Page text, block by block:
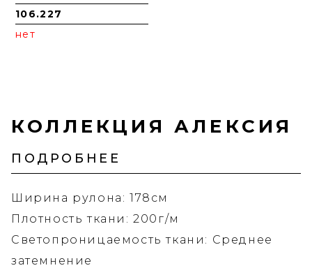
106.227
нет
КОЛЛЕКЦИЯ АЛЕКСИЯ
ПОДРОБНЕЕ
Ширина рулона: 178см
Плотность ткани: 200г/м
Светопроницаемость ткани: Среднее
затемнение